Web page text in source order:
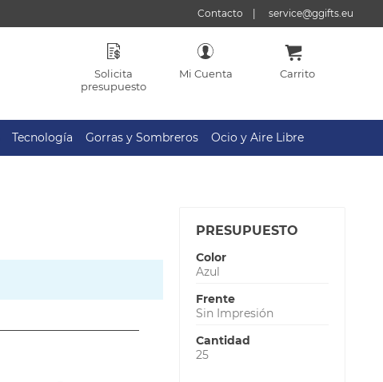
Contacto service@ggifts.eu
Solicita
presupuesto
Mi Cuenta Carrito
Tecnología Gorras y Sombreros Ocio y Aire Libre
PRESUPUESTO
Color
Azul
Frente
Sin Impresión
Cantidad
25